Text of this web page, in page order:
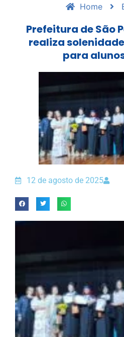
Home
Prefeitura de São
realiza
para
12 de agosto de 2025